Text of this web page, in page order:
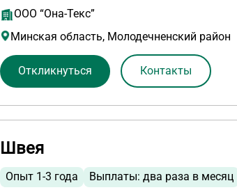
ООО “Она-Текс”
Минская область, Молодечненский район
Откликнуться Контакты
Швея
Опыт 1-3 года Выплаты: два раза в месяц